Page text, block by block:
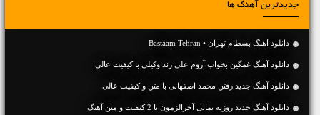
جدیدترین آهنگ ها
دانلود آهنگ بسطام تهران • Bastaam Tehran
دانلود آهنگ غمگین بخواب آروم علی زند وکیلی با کیفیت عالی
دانلود آهنگ جديد رفتن محمد اصفهانی با متن و کیفیت عالی
دانلود آهنگ جديد روزبه بمانی آخرالزمون با 2 کیفیت و متن آهنگ